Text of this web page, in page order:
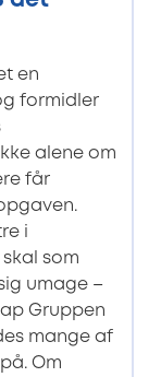
en
formidler
alene om
får
i
skal som
umage –
Gruppen
mange af
Om